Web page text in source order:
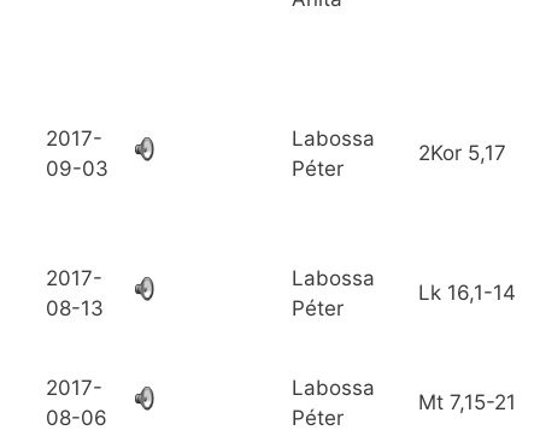
2017-
09-03
Labossa
Péter
2Kor 5,17
2017-
08-13
Labossa
Péter
Lk 16,1-14
2017-
08-06
Labossa
Péter
Mt 7,15-21